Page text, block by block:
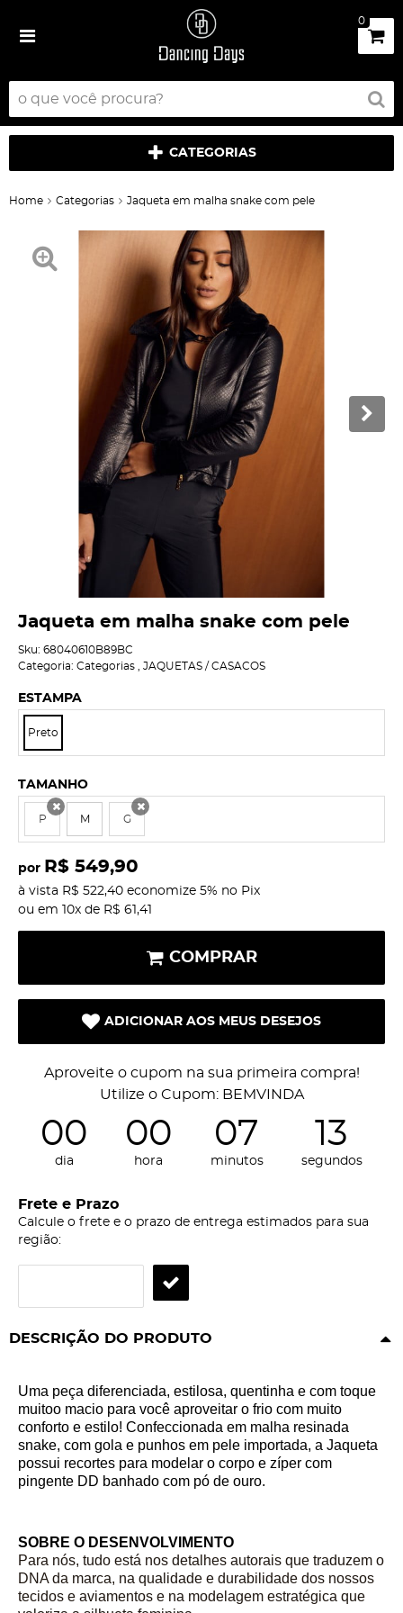
0
CATEGORIAS
Home Categorias Jaqueta em malha snake com pele
Jaqueta em malha snake com pele
Sku: 68040610B89BC
Categoria: Categorias JAQUETAS / CASACOS
ESTAMPA
Preto
TAMANHO
P M G
por R$ 549,90
à vista R$ 522,40 economize 5% no Pix
ou em
10x de R$ 61,41
COMPRAR
ADICIONAR AOS MEUS DESEJOS
Aproveite o cupom na sua primeira compra!
Utilize o Cupom: BEMVINDA
00
dia
00
hora
07
minutos
13
segundos
Frete e Prazo
Calcule o frete e o prazo de entrega estimados para sua
região:
DESCRIÇÃO DO PRODUTO
Uma peça diferenciada, estilosa, quentinha e com toque
muitoo macio para você aproveitar o frio com muito
conforto e estilo! Confeccionada em malha resinada
snake, com gola e punhos em pele importada, a Jaqueta
possui recortes para modelar o corpo e zíper com
pingente DD banhado com pó de ouro.
SOBRE O DESENVOLVIMENTO
Para nós, tudo está nos detalhes autorais que traduzem o
DNA da marca, na qualidade e durabilidade dos nossos
tecidos e aviamentos e na modelagem estratégica que